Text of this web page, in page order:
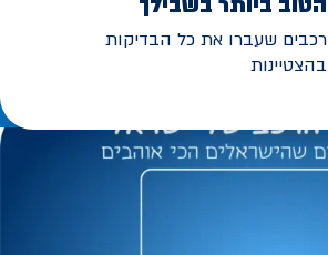
רכבים שעברו את כל הבדיקות
בהצטיינות